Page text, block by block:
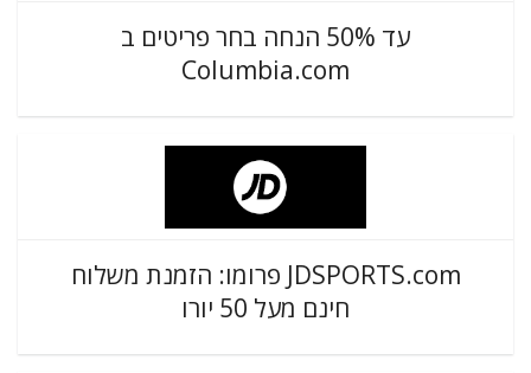
עד 50% הנחה בחר פריטים ב
Columbia.com
JDSPORTS.com פרומו: הזמנת משלוח
חינם מעל 50 יורו